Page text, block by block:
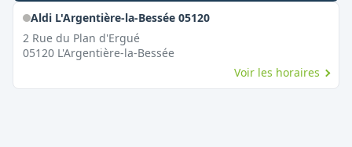
Aldi L'Argentière-la-Bessée 05120
2 Rue du Plan d'Ergué
05120 L'Argentière-la-Bessée
Voir les horaires